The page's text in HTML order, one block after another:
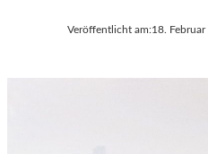
Veröffentlicht am:18.